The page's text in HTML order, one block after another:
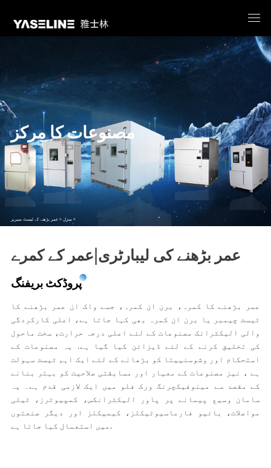
مصنوعات کا مرکز
منزل > عمر بڑھنے کے ٹیسٹ سیریز >
عمر بڑھنے کی لیبارٹری|عمر کے کمرے
پروڈکٹ بریفنگ
عمر بڑھنے کا کمرہ، برن ان کمرہ، جسے واک ان عمر بڑھنے کا
ٹیسٹ چیمبر یا برن ان کمرہ بھی کہا جاتا ہے، اعلی کارکردگی
والی الیکٹرانک مصنوعات کے لئے اعلی درجہ حرارت، سخت ماحول
کی تخلیق کرنے کے لئے ڈیزائن کیا گیا ہے. یہ مصنوعات کے
استحکام اور وشوسنییتا کو بڑھانے کے لئے ایک اہم ٹیسٹ سہولت
ہے ، نیز مصنوعات کے معیار اور مسابقتی صلاحیت کو بہتر بنانے
کے مقصد سے مینوفیکچرنگ ورک فلو میں ایک لازمی قدم ہے۔ یہ
سامان وسیع پیمانے پر پاور الیکٹرانکس، کمپیوٹرز، ٹیلی
مواصلات، بائیو فارماسیوٹیکلز، کیمیکلز اور دیگر صنعتوں
میں استعمال کیا جاتا ہے.